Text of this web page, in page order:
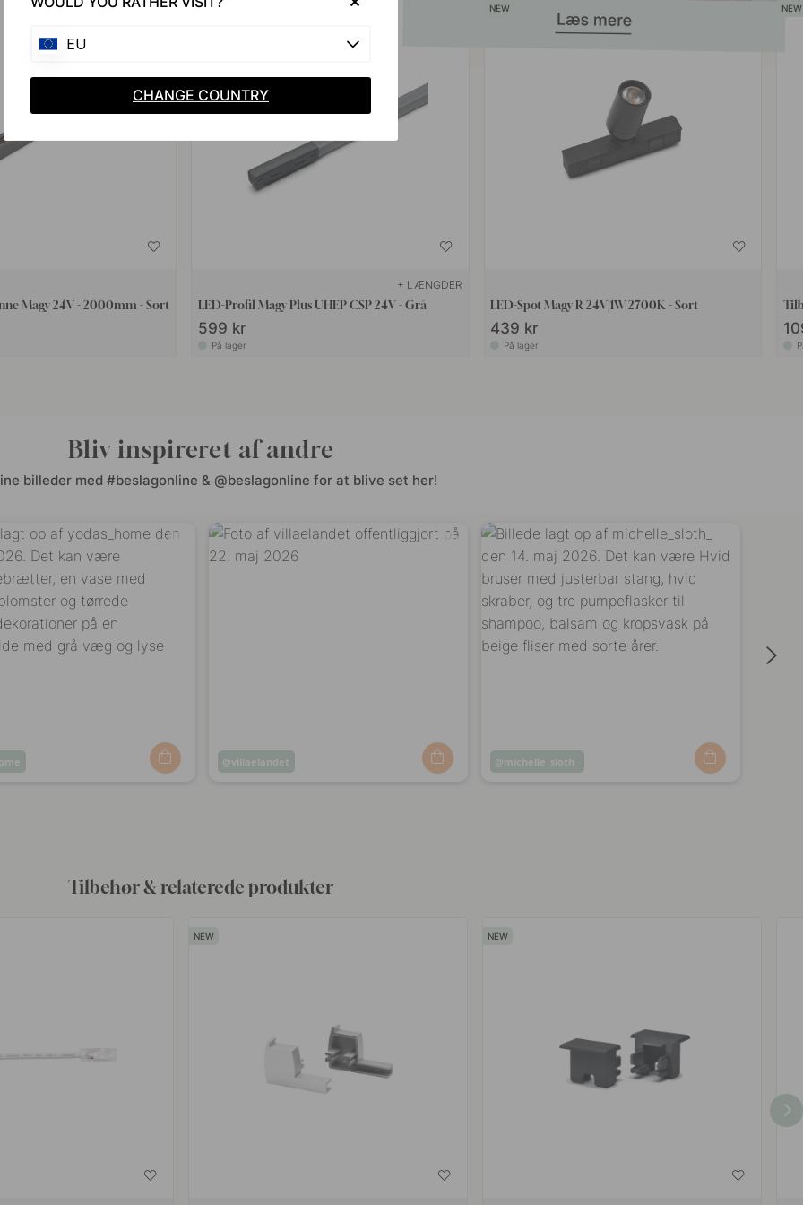
Magy 24V - 2000mm - Sort
+ LÆNGDER
LED-Profil Magy Plus UHEP CSP 24V - Grå
599 kr
På lager
LED-Spot Magy R 24V/1W 2700K - Sort
439 kr
På lager
Bliv inspireret af andre
billeder med #beslagonline & @beslagonline for at blive set her!
Opslag
villaelandet
Opslag
michelle_sloth_
Tilbehør & relaterede produkter
EU
CHANGE COUNTRY